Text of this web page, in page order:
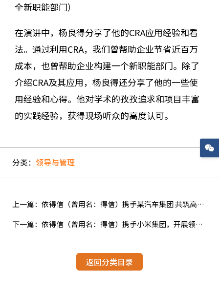
全新职能部门）
在演讲中，杨良得分享了他的CRA应用经验和看
法。通过利用CRA，我们曾帮助企业节省近百万
成本，也曾帮助企业构建一个新职能部门。除了
介绍CRA及其应用，杨良得还分享了他的一些使
用经验和心得。他对学术的孜孜追求和项目丰富
的实践经验，获得现场听众的高度认可。
分类： 领导与管理
上一篇：依得信（曾用名：得信）携手某汽车集团 共筑高效沟通项目
下一篇：依得信（曾用名：得信）携手小米集团，开展领越领导力体验之旅
返回分类目录